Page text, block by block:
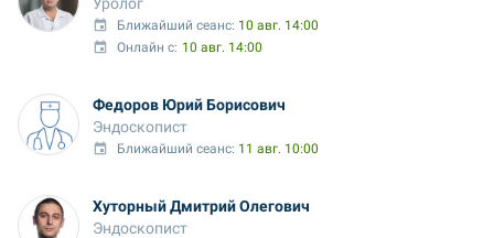
Ближайший сеанс: 10 авг. 14:00
Онлайн с: 10 авг. 14:00
Федоров Юрий Борисович
Эндоскопист
Ближайший сеанс: 11 авг. 10:00
Хуторный Дмитрий Олегович
Эндоскопист